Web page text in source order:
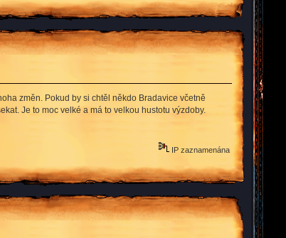
změn. Pokud by si chtěl někdo Bradavice včetně
Je to moc velké a má to velkou hustotu výzdoby.
IP zaznamenána